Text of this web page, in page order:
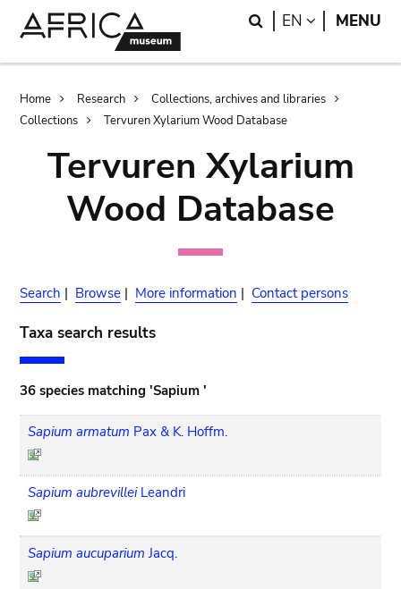
Search
EN LANGUAGE
MENU
Breadcrumb
Home Research
Collections, archives and libraries
Collections
Tervuren Xylarium Wood Database
Tervuren Xylarium
Wood Database
Search | Browse | More information | Contact persons
Taxa search results
36 species matching 'Sapium '
Sapium armatum Pax & K. Hoffm.
Sapium aubrevillei Leandri
Sapium aucuparium Jacq.